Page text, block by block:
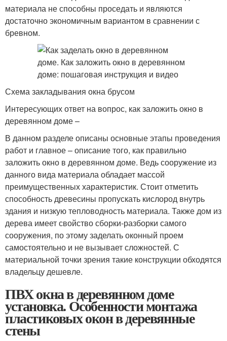
материала не способны проседать и являются
достаточно экономичным вариантом в сравнении с
бревном.
Схема закладывания окна брусом
Интересующих ответ на вопрос, как заложить окно в
деревянном доме –
В данном разделе описаны основные этапы проведения
работ и главное – описание того, как правильно
заложить окно в деревянном доме. Ведь сооружение из
данного вида материала обладает массой
преимущественных характеристик. Стоит отметить
способность древесины пропускать кислород внутрь
здания и низкую тепловодность материала. Также дом из
дерева имеет свойство сборки-разборки самого
сооружения, по этому заделать оконный проем
самостоятельно и не вызывает сложностей. С
материальной точки зрения такие конструкции обходятся
владельцу дешевле.
ПВХ окна в деревянном доме
установка. Особенности монтажа
пластиковых окон в деревянные
стены